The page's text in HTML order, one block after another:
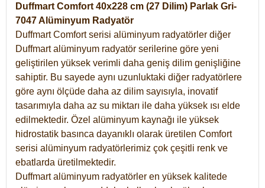
Duffmart Comfort 40x228 cm (27 Dilim) Parlak Gri-
7047 Alüminyum Radyatör
Duffmart Comfort serisi alüminyum radyatörler diğer
Duffmart alüminyum radyatör serilerine göre yeni
geliştirilen yüksek verimli daha geniş dilim genişliğine
sahiptir. Bu sayede aynı uzunluktaki diğer radyatörlere
göre aynı ölçüde daha az dilim sayısıyla, inovatif
tasarımıyla daha az su miktarı ile daha yüksek ısı elde
edilmektedir. Özel alüminyum kaynağı ile yüksek
hidrostatik basınca dayanıklı olarak üretilen Comfort
serisi alüminyum radyatörlerimiz çok çeşitli renk ve
ebatlarda üretilmektedir.
Duffmart alüminyum radyatörler en yüksek kalitede